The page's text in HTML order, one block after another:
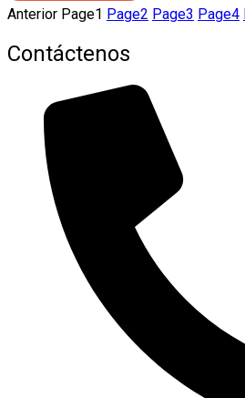
Anterior Page1 Page2 Page3 Page4
Contáctenos